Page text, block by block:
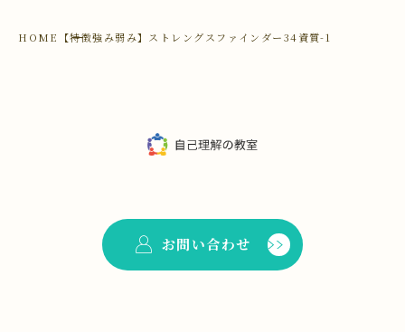
HOME 【特徴強み弱み】ストレングスファインダー34資質-1
お問い合わせ